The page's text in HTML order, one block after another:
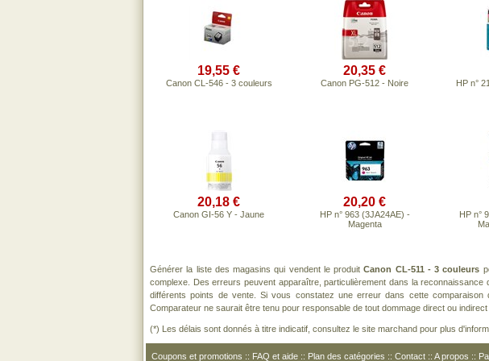
19,55 €
Canon CL-546 - 3 couleurs
20,35 €
Canon PG-512 - Noire HP n°
20,18 €
Canon GI-56 Y - Jaune
20,20 €
HP n° 963 (3JA24AE) -
Magenta
HP n°
Générer la liste des magasins qui vendent le produitCanon CL-511 - 3 couleurs
complexe. Des erreurs peuvent apparaître, particulièrement dans la
différents points de vente. Si vous constatez une erreur dans cette
Comparateur ne saurait être tenu pour responsable de tout dommage direct ou indirect
(*) Les délais sont donnés à titre indicatif, consultez le site marchand pour plus
Coupons et promotions :: FAQ et aide :: Plan des catégories :: Contact :: A propos ::